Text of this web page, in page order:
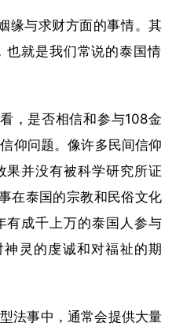
缘与求财方面的事情。其
也就是我们常说的泰国情
，是否相信和参与108金
仰问题。像许多民间信仰
果并没有被科学研究所证
在泰国的宗教和民俗文化
有成千上万的泰国人参与
灵的虔诚和对福祉的期
法事中，通常会提供大量